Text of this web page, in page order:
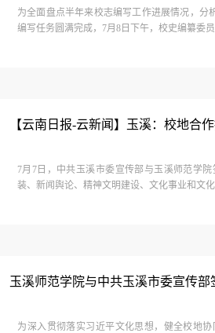
为全面盘点半年来校志编写工作进展情况，
编写任务圆满完成，7月8日下午，校史编纂委
【云南日报-云新闻】玉溪：校地合
7月7日，中共玉溪市委宣传部与玉溪师范学
装、新闻舆论、精神文明建设、文化事业和文
玉溪师范学院与中共玉溪市委宣传
为深入贯彻落实习近平文化思想，健全校地